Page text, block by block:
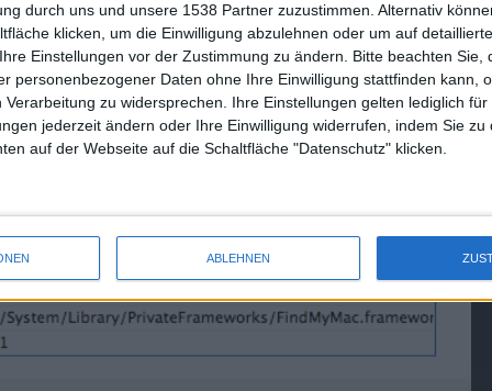
durch uns und unsere 1538 Partner zuzustimmen. Alternativ
klicken, um die Einwilligung abzulehnen oder um auf
Einstellungen vor der Zustimmung zu ändern.
Bitte beachten Sie,
personenbezogener Daten ohne Ihre Einwilligung stattfinden kann,
Verarbeitung zu widersprechen. Ihre Einstellungen gelten lediglich
jederzeit ändern oder Ihre Einwilligung widerrufen, indem Sie zu
auf der Webseite auf die Schaltfläche "Datenschutz" klicken.
ABLEHNEN
Macs?